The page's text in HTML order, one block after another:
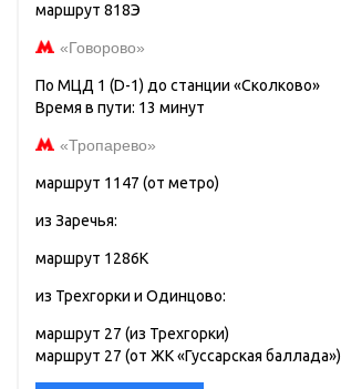
маршрут 818Э
«Говорово»
По МЦД 1 (D-1) до станции «Сколково»
Время в пути: 13 минут
«Тропарево»
маршрут 1147 (от метро)
из Заречья:
маршрут 1286К
из Трехгорки и Одинцово:
маршрут 27 (из Трехгорки)
маршрут 27 (от ЖК «Гуссарская баллада»)